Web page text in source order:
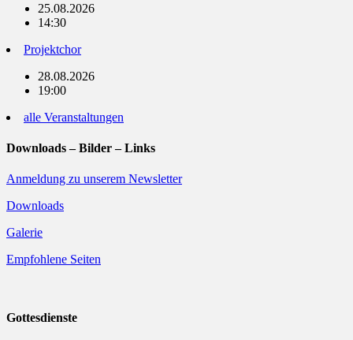
25.08.2026
14:30
Projektchor
28.08.2026
19:00
alle Veranstaltungen
Downloads – Bilder – Links
Anmeldung zu unserem Newsletter
Downloads
Galerie
Empfohlene Seiten
Gottesdienste